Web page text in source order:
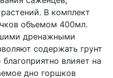
В комплект
объемом 400мл.
дренажными
содержать грунт
влияет на
дно горшков